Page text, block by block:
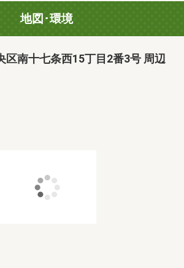
地図･環境
区南十七条西15丁目2番3号 周辺